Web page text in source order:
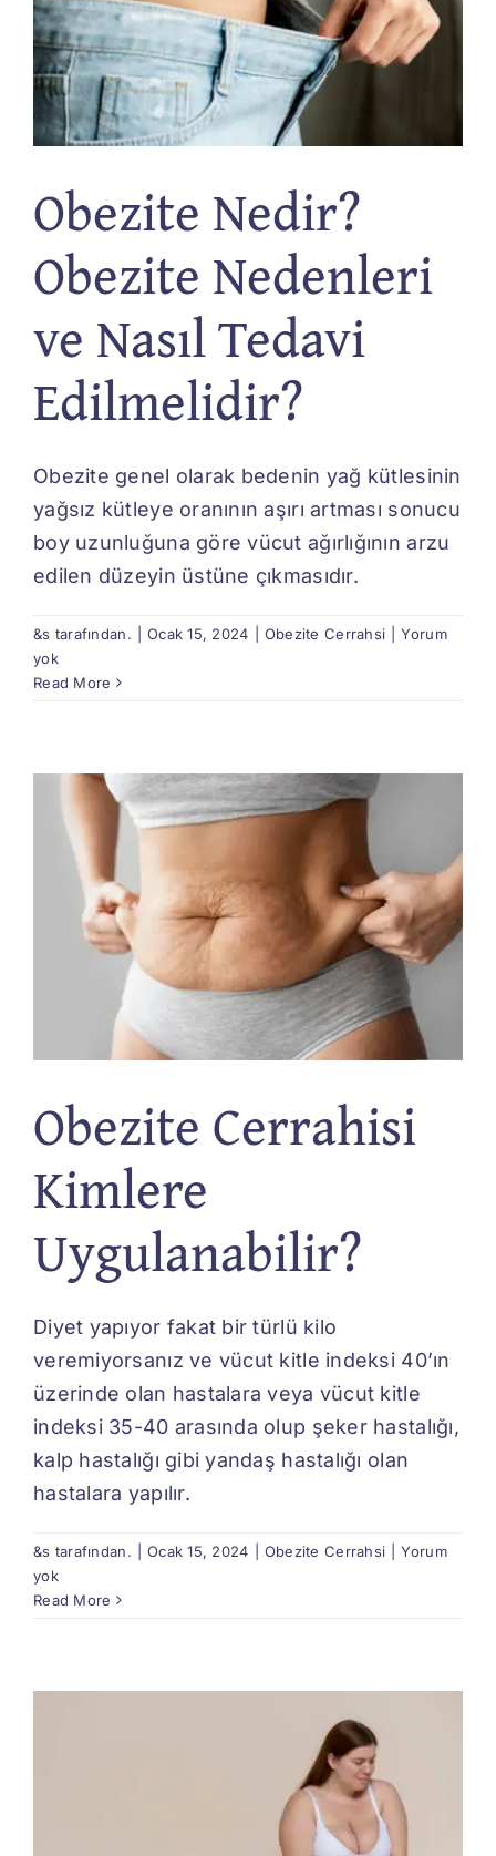
Obezite Nedir?
Obezite Nedenleri
ve Nasıl Tedavi
Edilmelidir?
Obezite genel olarak bedenin yağ kütlesinin
yağsız kütleye oranının aşırı artması sonucu
boy uzunluğuna göre vücut ağırlığının arzu
edilen düzeyin üstüne çıkmasıdır.
&s tarafından. Ocak 15, 2024 Obezite Cerrahsi
Yorum
yok
Read More
Obezite Cerrahisi
Kimlere
Uygulanabilir?
Diyet yapıyor fakat bir türlü kilo
veremiyorsanız ve vücut kitle indeksi 40’ın
üzerinde olan hastalara veya vücut kitle
indeksi 35-40 arasında olup şeker hastalığı,
kalp hastalığı gibi yandaş hastalığı olan
hastalara yapılır.
&s tarafından. Ocak 15, 2024 Obezite Cerrahsi
Yorum
yok
Read More